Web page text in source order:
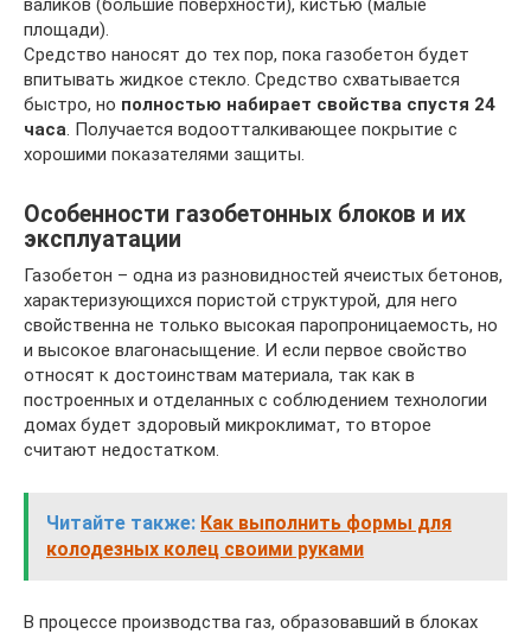
площади).
Средство наносят до тех пор, пока газобетон будет
впитывать жидкое стекло. Средство схватывается
быстро, но полностью набирает свойства спустя 24
часа . Получается водоотталкивающее покрытие с
хорошими показателями защиты.
Особенности газобетонных блоков и их
эксплуатации
Газобетон – одна из разновидностей ячеистых бетонов,
характеризующихся пористой структурой, для него
свойственна не только высокая паропроницаемость, но
и высокое влагонасыщение. И если первое свойство
относят к достоинствам материала, так как в
построенных и отделанных с соблюдением технологии
домах будет здоровый микроклимат, то второе
считают недостатком.
Читайте также: Как выполнить формы для
колодезных колец своими руками
В процессе производства газ, образовавший в блоках